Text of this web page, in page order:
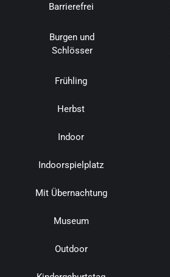
Barrierefrei
Burgen und
Schlösser
Frühling
Herbst
Indoor
Indoorspielplatz
Mit Übernachtung
Museum
Outdoor